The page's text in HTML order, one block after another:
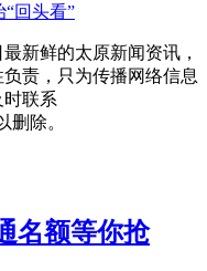
“回头看”
新鲜的太原新闻资讯，
责，只为传播网络信息
联系
删除。
名额等你抢